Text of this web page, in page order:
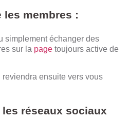
les membres :
simplement échanger des
sur la page toujours active de
reviendra ensuite vers vous
réseaux sociaux